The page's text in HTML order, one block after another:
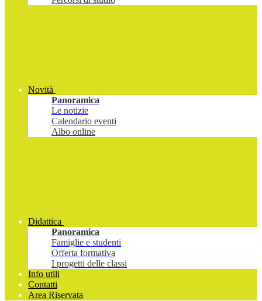
Novità
Panoramica
Le notizie
Calendario eventi
Albo online
Didattica
Panoramica
Famiglie e studenti
Offerta formativa
I progetti delle classi
Info utili
Contatti
Area Riservata